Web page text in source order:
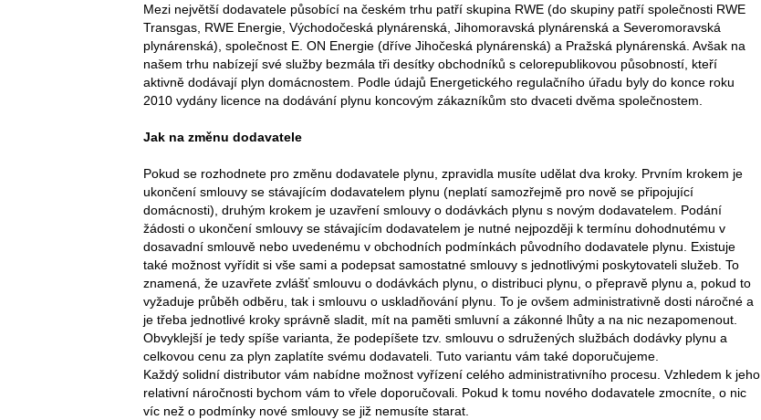
Mezi největší dodavatele působící na českém trhu patří skupina RWE (do skupiny patří společnosti RWE
Transgas, RWE Energie, Východočeská plynárenská, Jihomoravská plynárenská a Severomoravská
plynárenská), společnost E. ON Energie (dříve Jihočeská plynárenská) a Pražská plynárenská. Avšak na
našem trhu nabízejí své služby bezmála tři desítky obchodníků s celorepublikovou působností, kteří
aktivně dodávají plyn domácnostem. Podle údajů Energetického regulačního úřadu byly do konce roku
2010 vydány licence na dodávání plynu koncovým zákazníkům sto dvaceti dvěma společnostem.
Jak na změnu dodavatele
Pokud se rozhodnete pro změnu dodavatele plynu, zpravidla musíte udělat dva kroky. Prvním krokem je
ukončení smlouvy se stávajícím dodavatelem plynu (neplatí samozřejmě pro nově se připojující
domácnosti), druhým krokem je uzavření smlouvy o dodávkách plynu s novým dodavatelem. Podání
žádosti o ukončení smlouvy se stávajícím dodavatelem je nutné nejpozději k termínu dohodnutému v
dosavadní smlouvě nebo uvedenému v obchodních podmínkách původního dodavatele plynu. Existuje
také možnost vyřídit si vše sami a podepsat samostatné smlouvy s jednotlivými poskytovateli služeb. To
znamená, že uzavřete zvlášť smlouvu o dodávkách plynu, o distribuci plynu, o přepravě plynu a, pokud to
vyžaduje průběh odběru, tak i smlouvu o uskladňování plynu. To je ovšem administrativně dosti náročné a
je třeba jednotlivé kroky správně sladit, mít na paměti smluvní a zákonné lhůty a na nic nezapomenout.
Obvyklejší je tedy spíše varianta, že podepíšete tzv. smlouvu o sdružených službách dodávky plynu a
celkovou cenu za plyn zaplatíte svému dodavateli. Tuto variantu vám také doporučujeme.
Každý solidní distributor vám nabídne možnost vyřízení celého administrativního procesu. Vzhledem k jeho
relativní náročnosti bychom vám to vřele doporučovali. Pokud k tomu nového dodavatele zmocníte, o nic
víc než o podmínky nové smlouvy se již nemusíte starat.